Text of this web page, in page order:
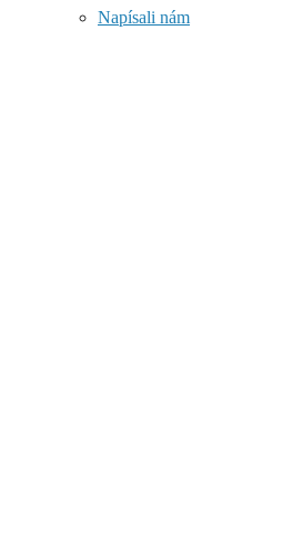
Napísali nám